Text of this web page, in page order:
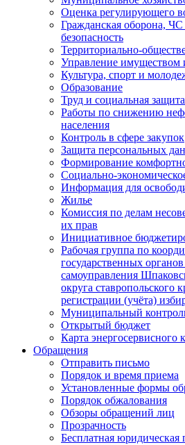
Оценка регулирующего
Гражданская оборона,
безопасность
Территориально-
Управление имуществом
Культура, спорт и
Образование
Труд и социальная
Работы по снижению
населения
Контроль в сфере закупок
Защита персональных
Формирование
Социально-
Информация для
Жилье
Комиссия по делам
их прав
Инициативное
Рабочая группа по
государственных
самоуправления
округа ставропольского
регистрации (учёта)
Муниципальный
Открытый бюджет
Карта энергосервисного
Обращения
Отправить письмо
Порядок и время приема
Установленные формы
Порядок обжалования
Обзоры обращений лиц
Прозрачность
Бесплатная